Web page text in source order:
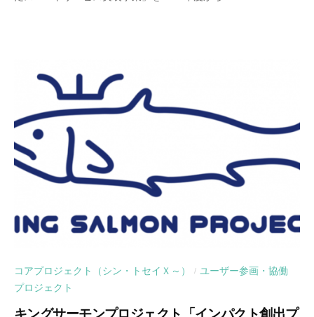
コアプロジェクト（シン・トセイＸ～） / ユーザー参画・協働
プロジェクト
キングサーモンプロジェクト「インパクト創出プ